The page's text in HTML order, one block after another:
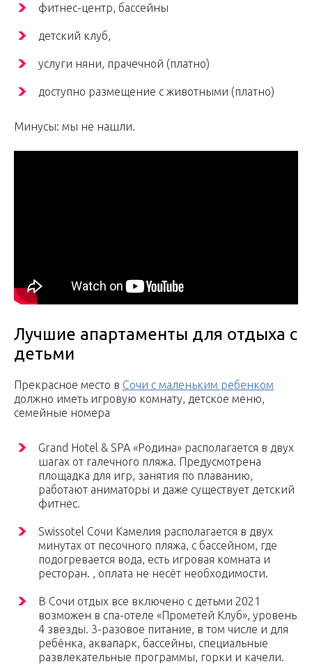
фитнес-центр, бассейны
детский клуб,
услуги няни, прачечной (платно)
доступно размещение с животными (платно)
Минусы: мы не нашли.
Лучшие апартаменты для отдыха с
детьми
Прекрасное место в Сочи с маленьким ребенком
должно иметь игровую комнату, детское меню,
семейные номера
Grand Hotel & SPA «Родина» располагается в двух
шагах от галечного пляжа. Предусмотрена
площадка для игр, занятия по плаванию,
работают аниматоры и даже существует детский
фитнес.
Swissotel Сочи Камелия располагается в двух
минутах от песочного пляжа, с бассейном, где
подогревается вода, есть игровая комната и
ресторан. , оплата не несёт необходимости.
В Сочи отдых все включено с детьми 2021
возможен в спа-отеле «Прометей Клуб», уровень
4 звезды. 3-разовое питание, в том числе и для
ребёнка, аквапарк, бассейны, специальные
развлекательные программы, горки и качели.